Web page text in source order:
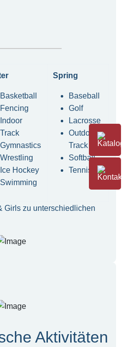
Basketball
Fencing
Indoor
Track
Gymnastics
Wrestling
Ice Hockey
Swimming
Spring
Baseball
Golf
Lacrosse
Outdoor
Track
Softball
Tennis
Girls zu unterschiedlichen
Aktivitäten